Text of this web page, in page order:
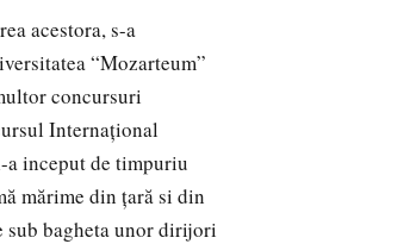
acestora, s-a
“Mozarteum”
concursuri
Internațional
a inceput de timpuriu
mărime din țară si din
sub bagheta unor dirijori